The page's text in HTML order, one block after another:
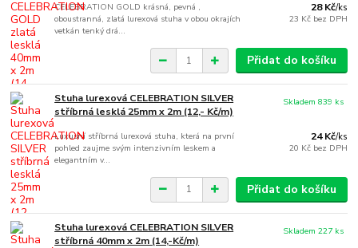
CELEBRATION GOLD krásná, pevná ,
oboustranná, zlatá lurexová stuha v obou okrajích
vetkán tenký drá...
28 Kč/ks
23 Kč bez DPH
Přidat do košíku
Stuha lurexová CELEBRATION SILVER
stříbrná lesklá 25mm x 2m (12,- Kč/m)
Luxusní stříbrná lurexová stuha, která na první
pohled zaujme svým intenzivním leskem a
elegantním v...
24 Kč/ks
20 Kč bez DPH
Skladem 839 ks
Přidat do košíku
Stuha lurexová CELEBRATION SILVER
stříbrná 40mm x 2m (14,-Kč/m)
Skladem 227 ks